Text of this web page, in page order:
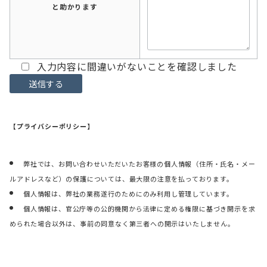
と助かります
入力内容に間違いがないことを確認しました
【プライバシーポリシー】
弊社では、お問い合わせいただいたお客様の個人情報（住所・氏名・メー
ルアドレスなど）の保護については、最大限の注意を払っております。
個人情報は、弊社の業務遂行のためにのみ利用し管理しています。
個人情報は、官公庁等の公的機関から法律に定める権限に基づき開示を求
められた場合以外は、事前の同意なく第三者への開示はいたしません。